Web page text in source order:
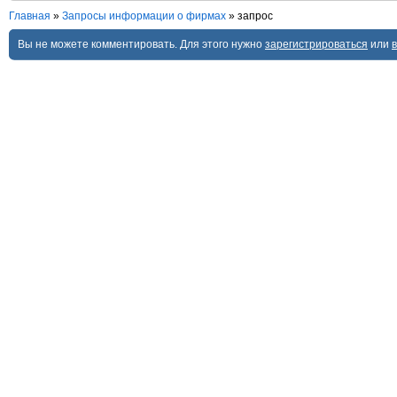
Главная » Запросы информации о фирмах » запрос
Вы не можете комментировать. Для этого нужно зарегистрироваться или